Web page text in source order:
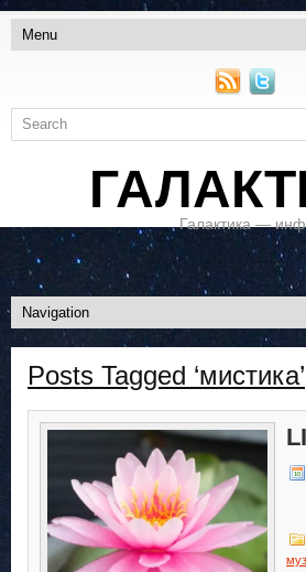
Галактика —
Posts Tagged ‘мистика’